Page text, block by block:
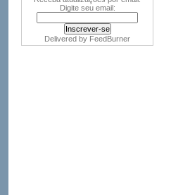
Digite seu email:
Delivered by FeedBurner